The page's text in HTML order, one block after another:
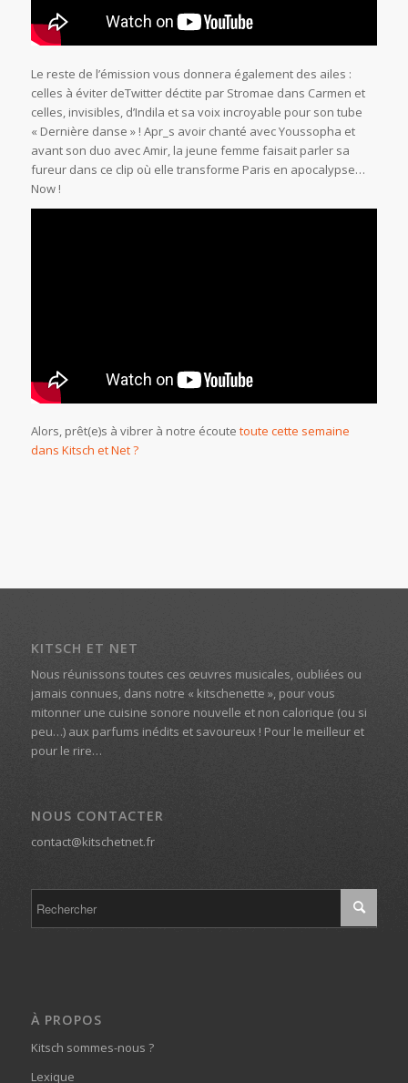
Le reste de l’émission vous donnera également des ailes :
celles à éviter deTwitter déctite par Stromae dans Carmen et
celles, invisibles, d’Indila et sa voix incroyable pour son tube
« Dernière danse » ! Apr_s avoir chanté avec Youssopha et
avant son duo avec Amir, la jeune femme faisait parler sa
fureur dans ce clip où elle transforme Paris en apocalypse…
Now !
Alors, prêt(e)s à vibrer à notre écoute toute cette semaine
dans Kitsch et Net ?
KITSCH ET NET
Nous réunissons toutes ces œuvres musicales, oubliées ou
jamais connues, dans notre « kitschenette », pour vous
mitonner une cuisine sonore nouvelle et non calorique (ou si
peu…) aux parfums inédits et savoureux ! Pour le meilleur et
pour le rire…
NOUS CONTACTER
contact@kitschetnet.fr
À PROPOS
Kitsch sommes-nous ?
Lexique